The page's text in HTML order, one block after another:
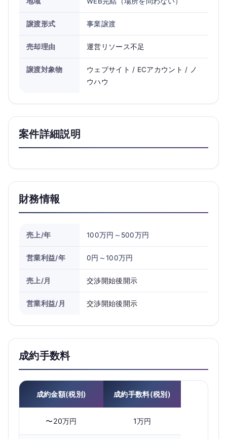
譲渡形式 事業譲渡
売却理由 運営リソース不足
譲渡対象物
ウェブサイト / ECアカウント / ノ
ウハウ
案件詳細説明
財務情報
売上/年 100万円～500万円
営業利益/年 0円～100万円
売上/月 交渉開始後開示
営業利益/月 交渉開始後開示
成約手数料
成約金額(税別) 成約手数料(税別)
〜20万円 1万円